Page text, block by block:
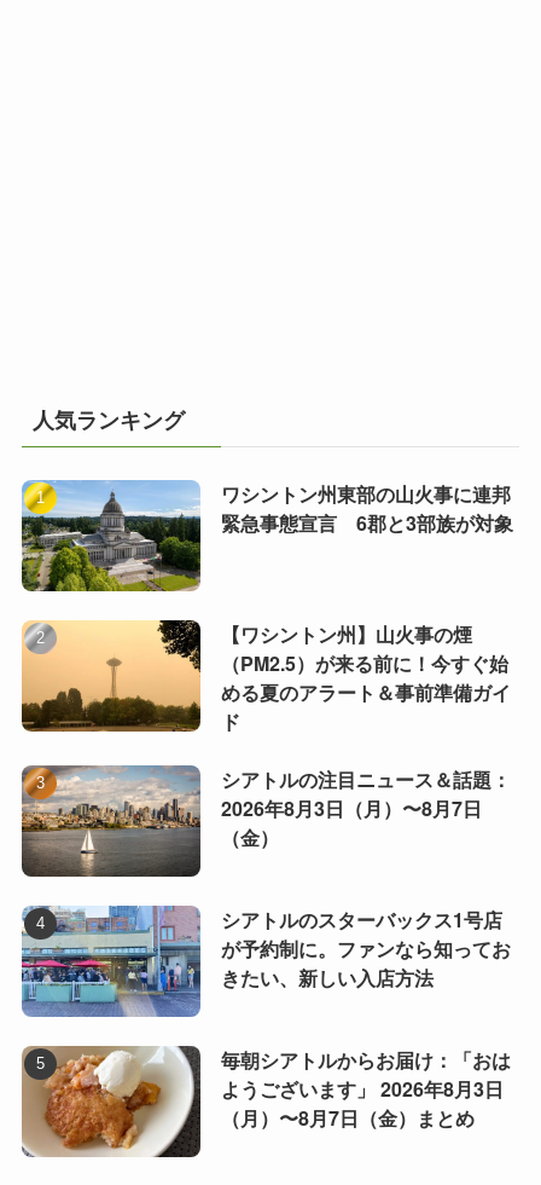
人気ランキング
ワシントン州東部の山火事に連邦
緊急事態宣言 6郡と3部族が対象
【ワシントン州】山火事の煙
（PM2.5）が来る前に！今すぐ始
める夏のアラート＆事前準備ガイ
ド
シアトルの注目ニュース＆話題：
2026年8月3日（月）〜8月7日
（金）
シアトルのスターバックス1号店
が予約制に。ファンなら知ってお
きたい、新しい入店方法
毎朝シアトルからお届け：「おは
ようございます」 2026年8月3日
（月）〜8月7日（金）まとめ